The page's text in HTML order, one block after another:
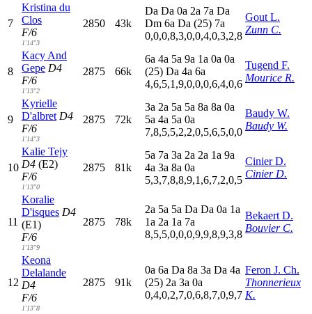
7
Kristina du
Clos
F/6
1'14"3
2850 43k
Da Da 0a 2a 7a Da
Dm 6a Da (25) 7a
0,0,0,8,3,0,0,4,0,3,2,8
Gout L.
Zunn C.
8
Kacy And
Gepe D4
F/6
1'13"2
2875 66k
6a 4a 5a 9a 1a 0a 0a
(25) Da 4a 6a
4,6,5,1,9,0,0,0,6,4,0,6
Tugend F.
Mourice R.
9
Kyrielle
D'albret D4
F/6
1'14"3
2875 72k
3a 2a 5a 5a 8a 8a 0a
5a 4a 5a 0a
7,8,5,5,2,2,0,5,6,5,0,0
Baudy W.
Baudy W.
10
Kalie Tejy
D4 (E2)
F/6
1'13"0
2875 81k
5a 7a 3a 2a 2a 1a 9a
4a 3a 8a 0a
5,3,7,8,8,9,1,6,7,2,0,5
Cinier D.
Cinier D.
11
Koralie
D'isques D4
(E1)
F/6
1'13"9
2875 78k
2a 5a 5a Da Da 0a 1a
1a 2a 1a 7a
8,5,5,0,0,0,9,9,8,9,3,8
Bekaert D.
Bouvier C.
12
Keona
Delalande
D4
F/6
1'13"8
2875 91k
0a 6a Da 8a 3a Da 4a
(25) 2a 3a 0a
0,4,0,2,7,0,6,8,7,0,9,7
Feron J. Ch.
Thonnerieux
K.